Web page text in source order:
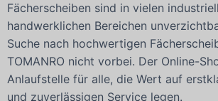
Fächerscheiben sind in vielen
handwerklichen Bereichen
Suche nach hochwertigen
TOMANRO nicht vorbei. Der Online-
Anlaufstelle für alle, die Wert auf
und zuverlässigen Service legen.